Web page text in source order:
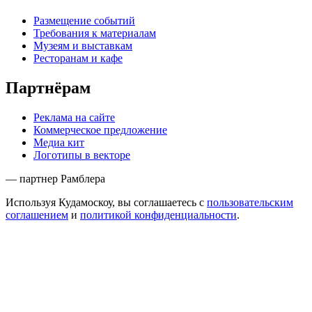
Размещение событий
Требования к материалам
Музеям и выставкам
Ресторанам и кафе
Партнёрам
Реклама на сайте
Коммерческое предложение
Медиа кит
Логотипы в векторе
— партнер Рамблера
Используя Кудамоскоу, вы соглашаетесь с пользовательским
соглашением и политикой конфиденциальности.